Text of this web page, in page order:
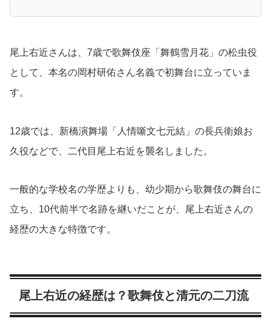
尾上右近さんは、7歳で歌舞伎座「舞鶴雪月花」の松虫役
として、本名の岡村研佑さん名義で初舞台に立っていま
す。
12歳では、新橋演舞場「人情噺文七元結」の長兵衛娘お
久役などで、二代目尾上右近を襲名しました。
一般的な学校名の学歴よりも、幼少期から歌舞伎の舞台に
立ち、10代前半で名跡を継いだことが、尾上右近さんの
経歴の大きな特徴です。
尾上右近の経歴は？歌舞伎と清元の二刀流